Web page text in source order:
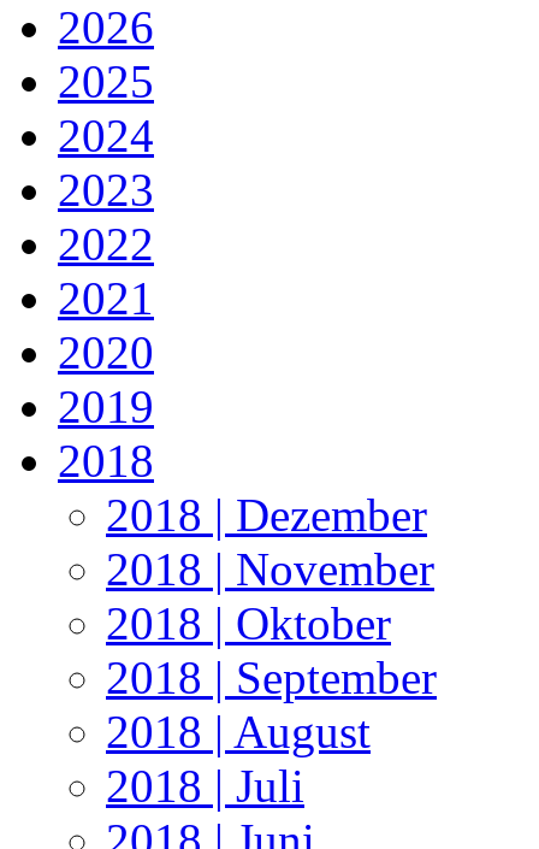
2026
2025
2024
2023
2022
2021
2020
2019
2018
2018 | Dezember
2018 | November
2018 | Oktober
2018 | September
2018 | August
2018 | Juli